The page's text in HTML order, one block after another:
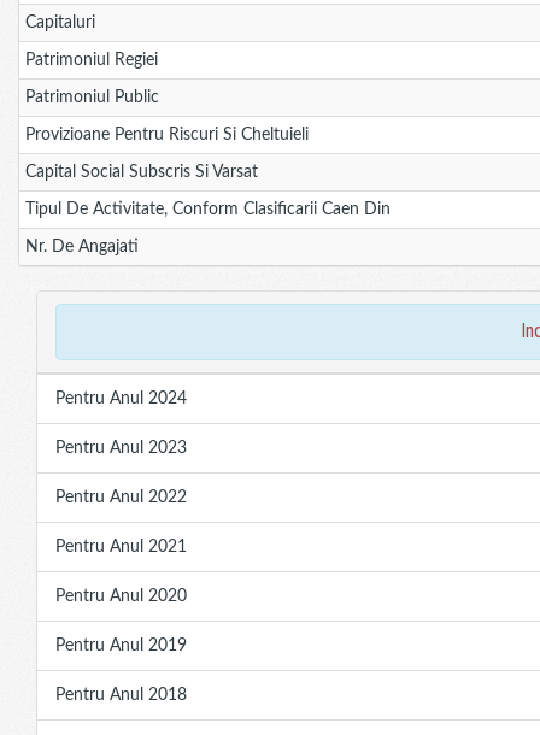
Capitaluri
Patrimoniul Regiei
Patrimoniul Public
Provizioane Pentru Riscuri Si Cheltuieli
Capital Social Subscris Si Varsat
Tipul De Activitate, Conform Clasificarii Caen Din
Nr. De Angajati
Pentru Anul 2024
Pentru Anul 2023
Pentru Anul 2022
Pentru Anul 2021
Pentru Anul 2020
Pentru Anul 2019
Pentru Anul 2018